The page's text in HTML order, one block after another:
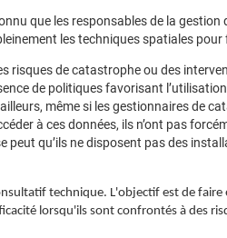
que les responsables de la
les techniques spatiales
risques de catastrophe ou des
de politiques favorisant
même si les gestionnaires de
à ces données, ils n’ont pas
peut qu’ils ne disposent pas des
technique. L'objectif est de
lorsqu'ils sont confrontés à des